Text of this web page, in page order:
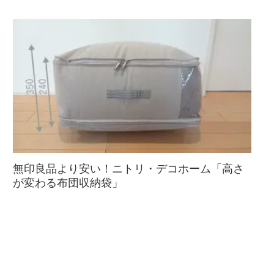
無印良品より安い！ニトリ・デコホーム「高さ
が変わる布団収納袋」